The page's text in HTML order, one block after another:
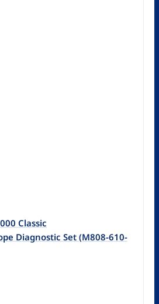
Classic
Diagnostic Set (M808-610-